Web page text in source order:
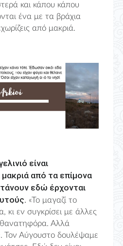
και κάπου κάπου
ένα με τα βράχια
από μακριά.
από τα επίμονα
εδώ έρχονται
«Το μαγαζί το
κι εν συγκρίσει με άλλες
Αλλά
Τον Αύγουστο δουλέψαμε